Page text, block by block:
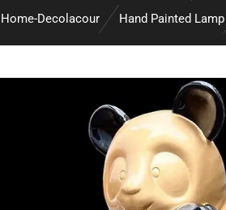
Home-Decolacour Hand Painted Lamp